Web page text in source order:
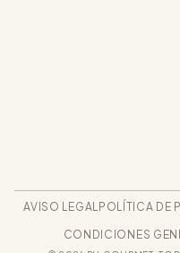
AVISO LEGAL POLÍTICA DE
CONDICIONES